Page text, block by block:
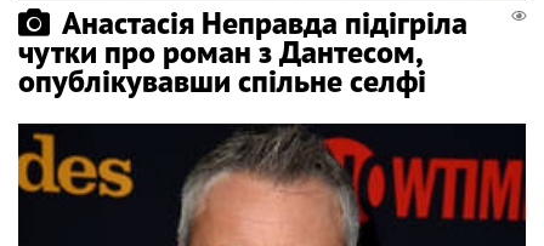
Анастасія Неправда підігріла
чутки про роман з Дантесом,
опублікувавши спільне селфі